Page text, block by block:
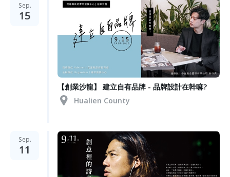
Sep.
15
【創業沙龍】 建立自有品牌 - 品牌設計在幹嘛?
Hualien County
Sep.
11